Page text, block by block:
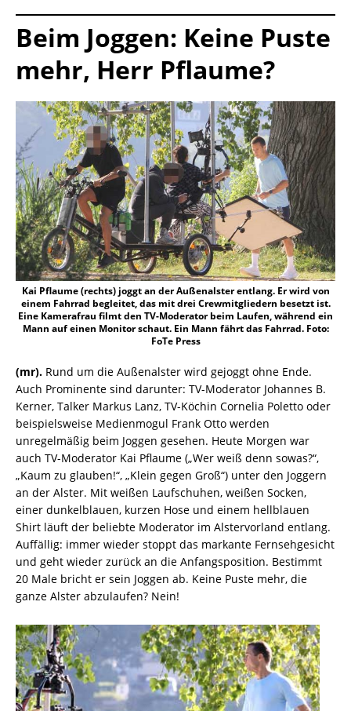
Beim Joggen: Keine Puste
mehr, Herr Pflaume?
Kai Pflaume (rechts) joggt an der Außenalster entlang. Er wird von
einem Fahrrad begleitet, das mit drei Crewmitgliedern besetzt ist.
Eine Kamerafrau filmt den TV-Moderator beim Laufen, während ein
Mann auf einen Monitor schaut. Ein Mann fährt das Fahrrad. Foto:
FoTe Press
(mr). Rund um die Außenalster wird gejoggt ohne Ende.
Auch Prominente sind darunter: TV-Moderator Johannes B.
Kerner, Talker Markus Lanz, TV-Köchin Cornelia Poletto oder
beispielsweise Medienmogul Frank Otto werden
unregelmäßig beim Joggen gesehen. Heute Morgen war
auch TV-Moderator Kai Pflaume („Wer weiß denn sowas?“,
„Kaum zu glauben!“, „Klein gegen Groß“) unter den Joggern
an der Alster. Mit weißen Laufschuhen, weißen Socken,
einer dunkelblauen, kurzen Hose und einem hellblauen
Shirt läuft der beliebte Moderator im Alstervorland entlang.
Auffällig: immer wieder stoppt das markante Fernsehgesicht
und geht wieder zurück an die Anfangsposition. Bestimmt
20 Male bricht er sein Joggen ab. Keine Puste mehr, die
ganze Alster abzulaufen? Nein!